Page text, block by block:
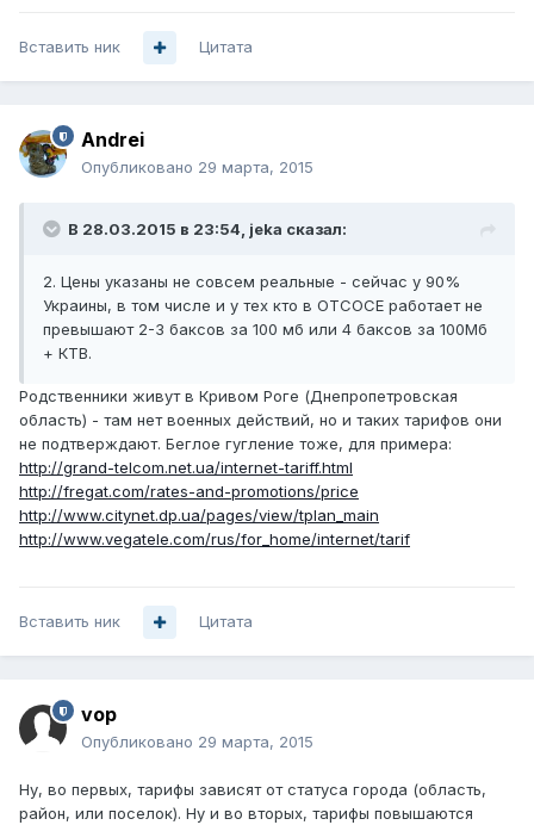
Вставить ник Цитата
Andrei
Опубликовано 29 марта, 2015
В 28.03.2015 в 23:54, jeka сказал:
2. Цены указаны не совсем реальные - сейчас у 90%
Украины, в том числе и у тех кто в ОТСОСЕ работает не
превышают 2-3 баксов за 100 мб или 4 баксов за 100Мб
+ КТВ.
Родственники живут в Кривом Роге (Днепропетровская
область) - там нет военных действий, но и таких тарифов они
не подтверждают. Беглое гугление тоже, для примера:
http://grand-telcom.net.ua/internet-tariff.html
http://fregat.com/rates-and-promotions/price
http://www.citynet.dp.ua/pages/view/tplan_main
http://www.vegatele.com/rus/for_home/internet/tarif
Вставить ник Цитата
vop
Опубликовано 29 марта, 2015
Ну, во первых, тарифы зависят от статуса города (область,
район, или поселок). Ну и во вторых, тарифы повышаются